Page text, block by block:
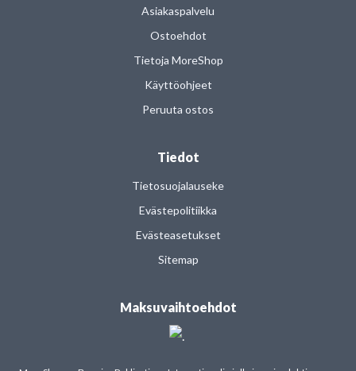
Asiakaspalvelu
Ostoehdot
Tietoja MoreShop
Käyttöohjeet
Peruuta ostos
Tiedot
Tietosuojalauseke
Evästepolitiikka
Evästeasetukset
Sitemap
Maksuvaihtoehdot